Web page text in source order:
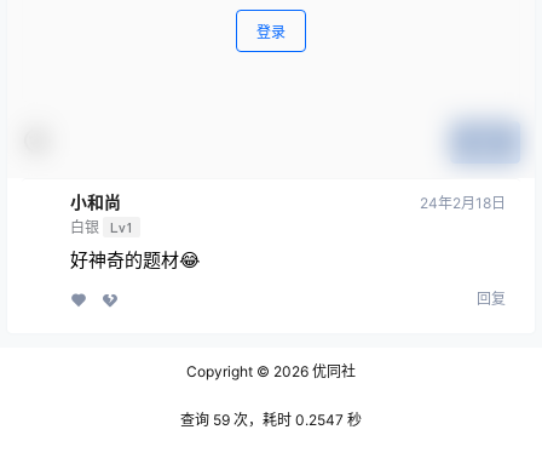
登录
小和尚
白银 Lv1
24年2月18日
好神奇的题材😂
回复
Copyright © 2026 优同社
查询 59 次，耗时 0.2547 秒